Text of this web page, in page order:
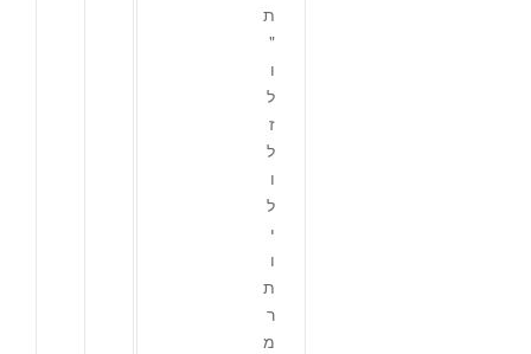
ת
"
ו
ל
ז
ל
ו
ל
י
ו
ת
ר
מ